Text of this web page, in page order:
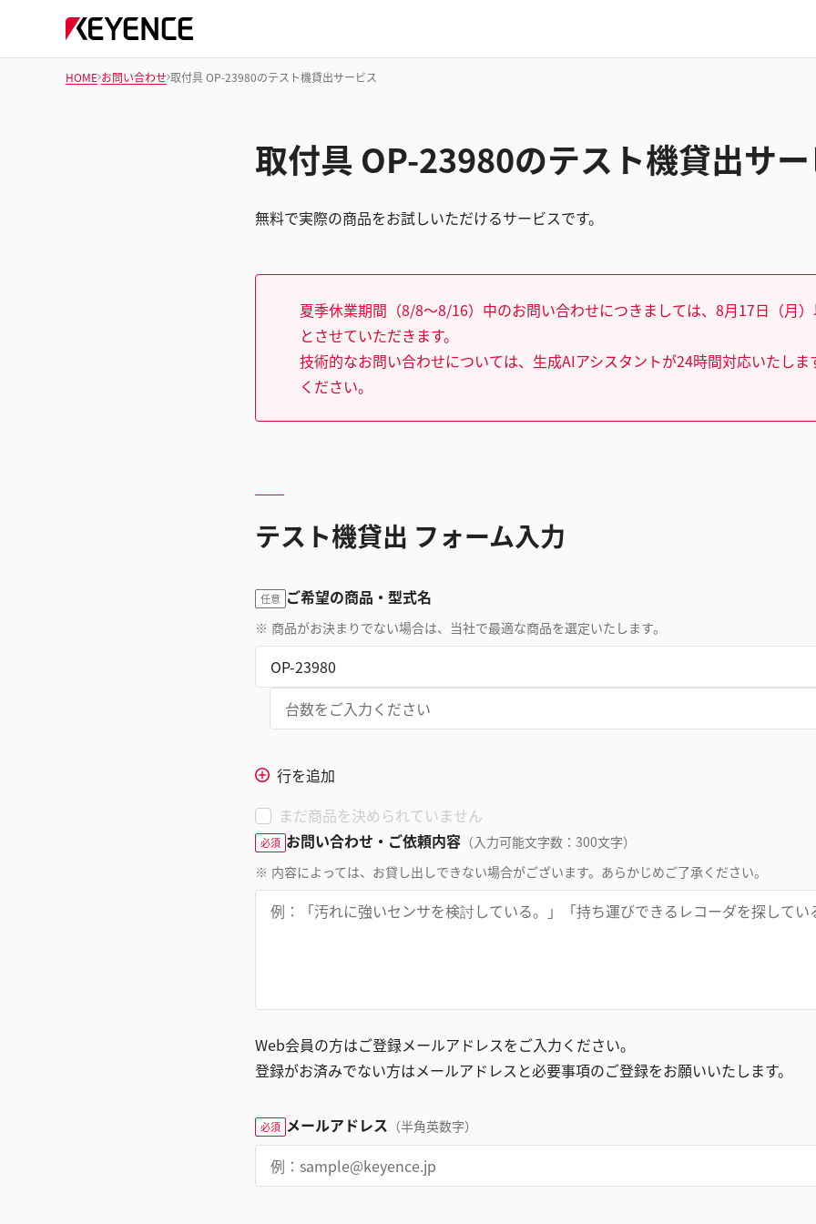
HOME お問い合わせ 取付具 OP-23980のテスト機貸出サービス
取付具 OP-23980のテスト機貸出サ
無料で実際の商品をお試しいただけるサービスです。
夏季休業期間（8/8～8/16）中のお問い合わせにつきましては、8月17日（月
とさせていただきます。
技術的なお問い合わせについては、生成AIアシスタントが24時間対応いたしま
ください。
テスト機貸出 フォーム入力
任意 ご希望の商品・型式名
※ 商品がお決まりでない場合は、当社で最適な商品を選定いたします。
行を追加
まだ商品を決められていません
必須 お問い合わせ・ご依頼内容 （入力可能文字数：300文字）
※ 内容によっては、お貸し出しできない場合がございます。あらかじめご了承ください。
Web会員の方はご登録メールアドレスをご入力ください。
登録がお済みでない方はメールアドレスと必要事項のご登録をお願いいたします。
必須 メールアドレス （半角英数字）